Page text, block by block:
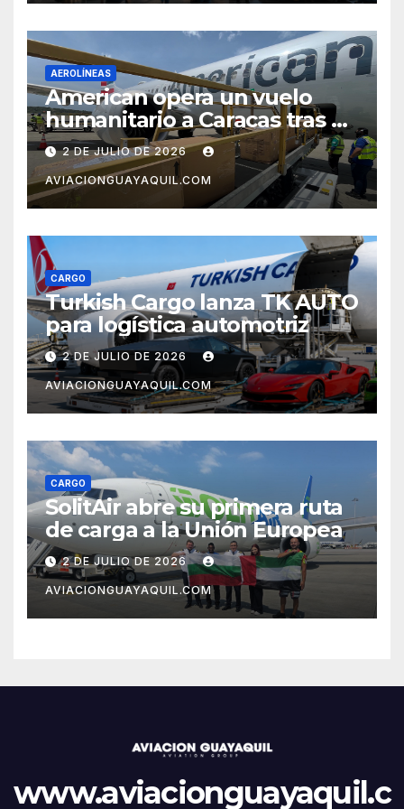
AEROLÍNEAS
American opera un vuelo
humanitario a Caracas tras el
terremoto en Venezuela
2 DE JULIO DE 2026
AVIACIONGUAYAQUIL.COM
CARGO
Turkish Cargo lanza TK AUTO
para logística automotriz
2 DE JULIO DE 2026
AVIACIONGUAYAQUIL.COM
CARGO
SolitAir abre su primera ruta
de carga a la Unión Europea
2 DE JULIO DE 2026
AVIACIONGUAYAQUIL.COM
www.aviacionguayaquil.c